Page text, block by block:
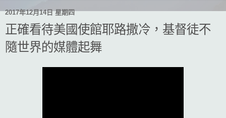
2017年12月14日 星期四
正確看待美國使館耶路撒冷，基督徒不
隨世界的媒體起舞